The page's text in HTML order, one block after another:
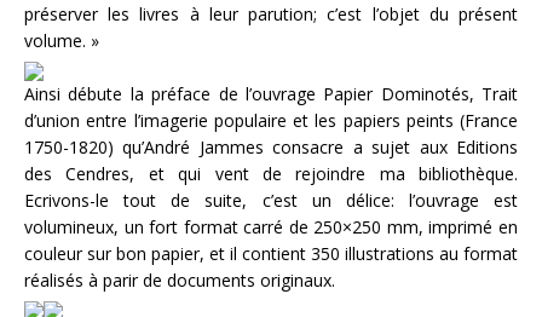
préserver les livres à leur parution; c’est l’objet du présent
volume. »
Ainsi débute la préface de l’ouvrage Papier Dominotés, Trait
d’union entre l’imagerie populaire et les papiers peints (France
1750-1820) qu’André Jammes consacre a sujet aux Editions
des Cendres, et qui vent de rejoindre ma bibliothèque.
Ecrivons-le tout de suite, c’est un délice: l’ouvrage est
volumineux, un fort format carré de 250×250 mm, imprimé en
couleur sur bon papier, et il contient 350 illustrations au format
réalisés à parir de documents originaux.